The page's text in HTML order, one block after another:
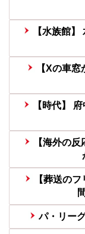
【水族館
【Xの車
【時代】
【海外の
【葬送の
パ・リー